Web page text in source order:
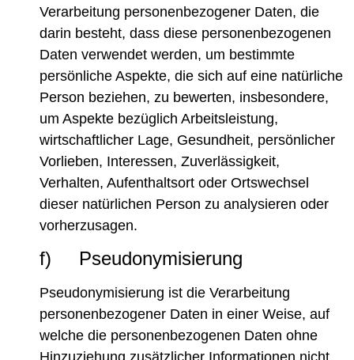
Verarbeitung personenbezogener Daten, die
darin besteht, dass diese personenbezogenen
Daten verwendet werden, um bestimmte
persönliche Aspekte, die sich auf eine natürliche
Person beziehen, zu bewerten, insbesondere,
um Aspekte bezüglich Arbeitsleistung,
wirtschaftlicher Lage, Gesundheit, persönlicher
Vorlieben, Interessen, Zuverlässigkeit,
Verhalten, Aufenthaltsort oder Ortswechsel
dieser natürlichen Person zu analysieren oder
vorherzusagen.
f) Pseudonymisierung
Pseudonymisierung ist die Verarbeitung
personenbezogener Daten in einer Weise, auf
welche die personenbezogenen Daten ohne